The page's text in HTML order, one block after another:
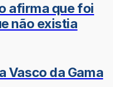
afirma que foi
não existia
Vasco da Gama